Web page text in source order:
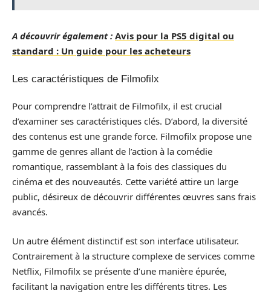
A découvrir également : Avis pour la PS5 digital ou
standard : Un guide pour les acheteurs
Les caractéristiques de Filmofilx
Pour comprendre l’attrait de Filmofilx, il est crucial
d’examiner ses caractéristiques clés. D’abord, la diversité
des contenus est une grande force. Filmofilx propose une
gamme de genres allant de l’action à la comédie
romantique, rassemblant à la fois des classiques du
cinéma et des nouveautés. Cette variété attire un large
public, désireux de découvrir différentes œuvres sans frais
avancés.
Un autre élément distinctif est son interface utilisateur.
Contrairement à la structure complexe de services comme
Netflix, Filmofilx se présente d’une manière épurée,
facilitant la navigation entre les différents titres. Les